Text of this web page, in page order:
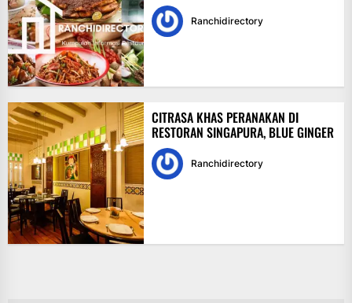
Ranchidirectory
CITRASA KHAS PERANAKAN DI
RESTORAN SINGAPURA, BLUE GINGER
Ranchidirectory